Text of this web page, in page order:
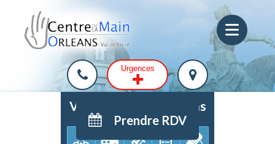
Urgences
Prendre RDV
Votre parcours de soins